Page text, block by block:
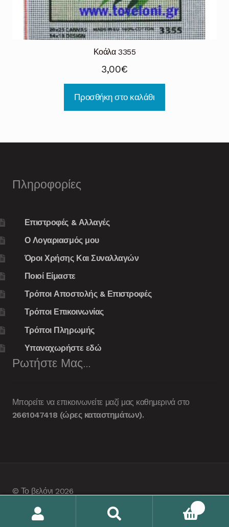
Κοάλα 3355
3,00€
Προσθήκη στο καλάθι
Πληροφορίες
Επιστροφές & Αλλαγές
Ο Λογαριασμός μου
Όροι Χρήσης Και Συναλλαγών
Ποιοί Είμαστε
Τρόποι Αποστολής & Επιστροφές
Τρόποι Επικοινωνίας
Τρόποι Πληρωμής
Υπαναχωρήστε εδώ
Ρωτήστε Μας…
Μπορείτε να επικοινωνείτε μαζί μας καθημερινά στο
2661047418 (ώρες καταστημάτων).
© Το βελόνι 2026
Αναζήτηση
Αναζήτηση